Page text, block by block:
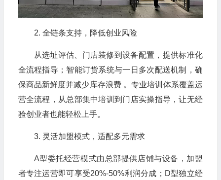
2. 全链条支持，降低创业风险
从选址评估、门店装修到设备配置，提供标准化
全流程指导；智能订货系统与一日多次配送机制，确
保商品新鲜度并减少库存浪费 。专业培训体系覆盖运
营全流程，从总部集中培训到门店实操指导，让无经
验创业者也能轻松上手。
3. 灵活加盟模式，适配多元需求
A型委托经营模式由总部提供店铺与设备，加盟
者专注运营即可享受20%-50%利润分成；D型独立经